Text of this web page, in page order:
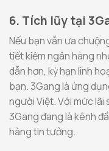
6. Tích lũy tại
Nếu bạn vẫn ưa
tiết kiệm ngân hàng
dẫn hơn, kỳ hạn linh
bạn. 3Gang là ứng
người Việt. Với mức
3Gang đang là kênh
hàng tin tưởng.